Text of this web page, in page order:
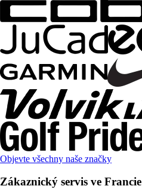
Objevte všechny naše značky
Zákaznický servis ve Francie